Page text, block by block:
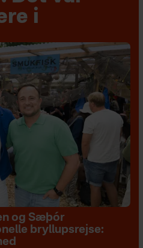
i
og Sæþór
bryllupsrejse: